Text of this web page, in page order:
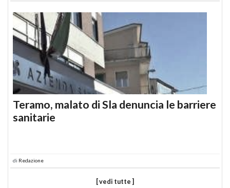
Teramo, malato di Sla denuncia le barriere
sanitarie
di Redazione
[ vedi tutte ]